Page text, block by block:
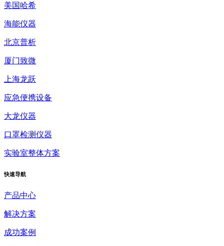
美国哈希
海能仪器
北京普析
厦门致微
上海龙跃
应急便携设备
大龙仪器
口罩检测仪器
实验室整体方案
快速导航
产品中心
解决方案
成功案例